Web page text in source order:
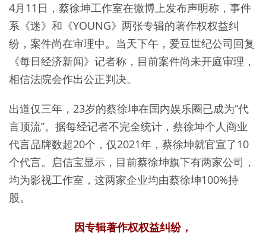
4月11日，蔡徐坤工作室在微博上发布声明称，事件
系《迷》和《YOUNG》两张专辑的著作权权益纠
纷，案件尚在审理中。当天下午，爱豆世纪公司回复
《每日经济新闻》记者称，目前案件尚未开庭审理，
相信法院会作出公正判决。
出道仅三年，23岁的蔡徐坤在国内娱乐圈已成为“代
言顶流”。据每经记者不完全统计，蔡徐坤个人商业
代言品牌数超20个，仅2021年，蔡徐坤就官宣了10
个代言。启信宝显示，目前蔡徐坤旗下有两家公司，
均为影视工作室，这两家企业均由蔡徐坤100%持
股。
因专辑著作权权益纠纷，